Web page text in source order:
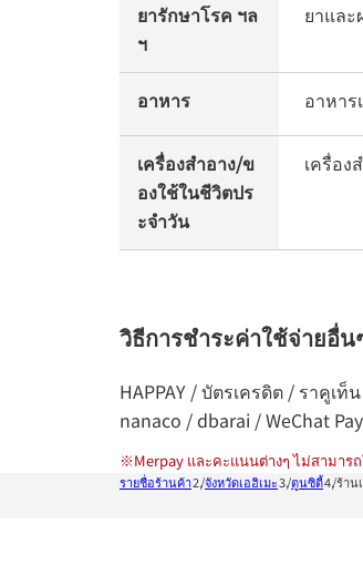
ยารักษาโรค ฯล
ฯ
ยาแล
อาหาร อาหา
เครื่องสำอาง/ข
องใช้ในชีวิตปร
ะจำวัน
เครื่อง
วิธีการชำระค่าใช้จ่ายอื่
HAPPAY / บัตรเครดิต / ราคูเ
nanaco / dbarai / WeChat
※Merpay และคะแนนต่างๆ ไม่สามาร
รายชื่อร้านค้า จังหวัดเอฮิเมะ ตูนซิตี้ ร้าน